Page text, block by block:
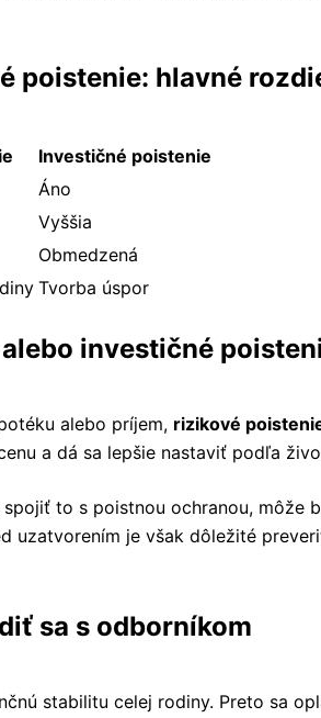
poistenie: hlavné
Investičné poistenie
Áno
Vyššia
Obmedzená
Tvorba úspor
investičné
alebo príjem, rizikové
a dá sa lepšie nastaviť podľa
to s poistnou ochranou, môže
uzatvorením je však dôležité
sa s odborníkom
stabilitu celej rodiny. Preto sa